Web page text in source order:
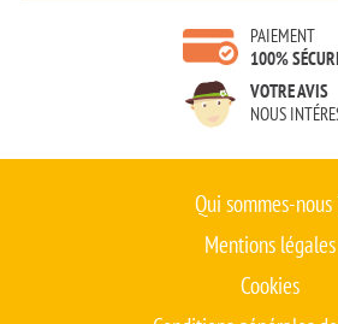
PAIEMENT
100%
VOTRE AVIS
NOUS
Qui sommes-nous
Mentions légales
Cookies